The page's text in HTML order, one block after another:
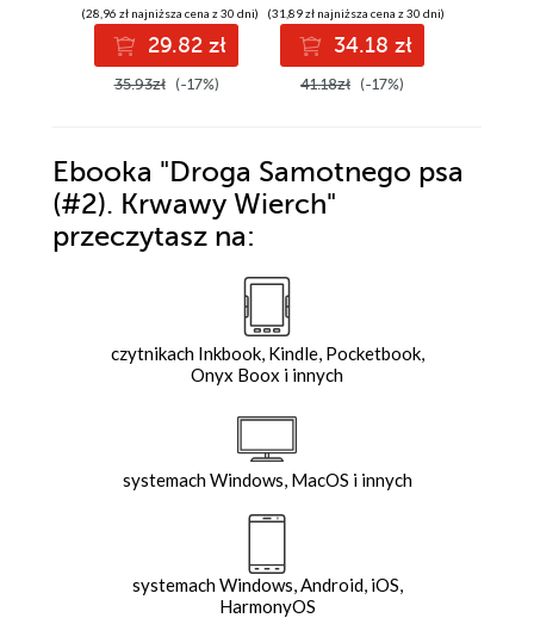
(28,96 zł najniższa cena z 30 dni)
29.82 zł
35.93zł (-17%)
(31,89 zł najniższa cena z 30 dni)
34.18 zł
41.18zł (-17%)
Ebooka "Droga Samotnego psa
(#2). Krwawy Wierch"
przeczytasz na:
czytnikach Inkbook, Kindle, Pocketbook,
Onyx Boox i innych
systemach Windows, MacOS i innych
systemach Windows, Android, iOS,
HarmonyOS